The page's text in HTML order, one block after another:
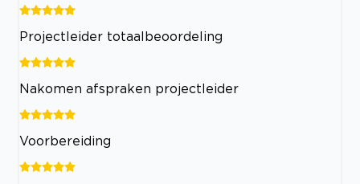
Projectleider totaalbeoordeling
Nakomen afspraken projectleider
Voorbereiding